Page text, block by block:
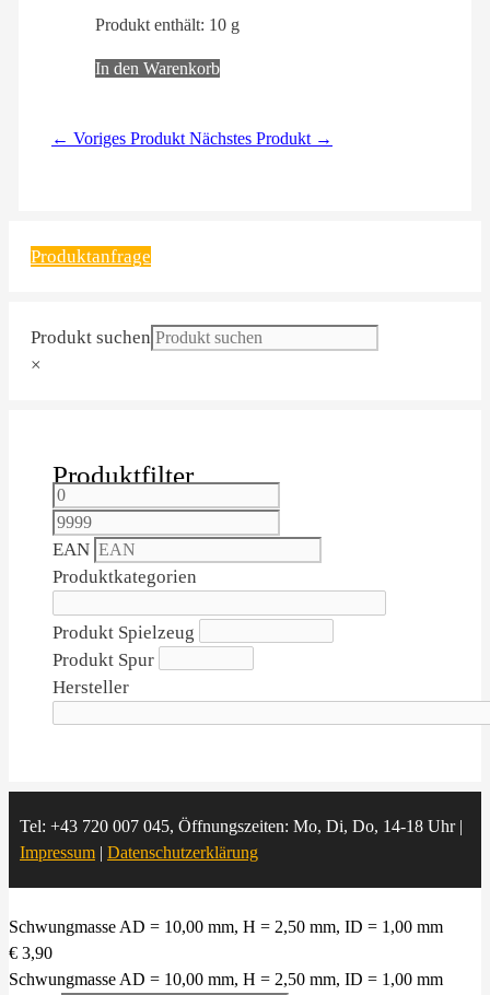
Produkt enthält: 10 g
In den Warenkorb
← Voriges Produkt Nächstes Produkt →
Produktanfrage
Produkt suchen
×
Produktfilter
EAN
Produktkategorien
Produkt Spielzeug
Produkt Spur
Hersteller
Tel: +43 720 007 045, Öffnungszeiten: Mo, Di, Do, 14-18 Uhr |
Impressum | Datenschutzerklärung
Schwungmasse AD = 10,00 mm, H = 2,50 mm, ID = 1,00 mm
€ 3,90
Schwungmasse AD = 10,00 mm, H = 2,50 mm, ID = 1,00 mm